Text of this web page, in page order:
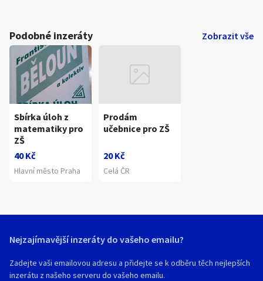
Podobné inzeráty Zobrazit vše
Sbírka úloh z
matematiky pro
ZŠ
40 Kč
Hlavní město Praha
Prodám
učebnice pro ZŠ
20 Kč
Celá ČR
Nejzajímavější inzeráty do vašeho emailu?
Zadejte vaši emailovou adresu a přidejte se k odběru těch nejlepších
inzerátu z našeho serveru do vašeho emailu.